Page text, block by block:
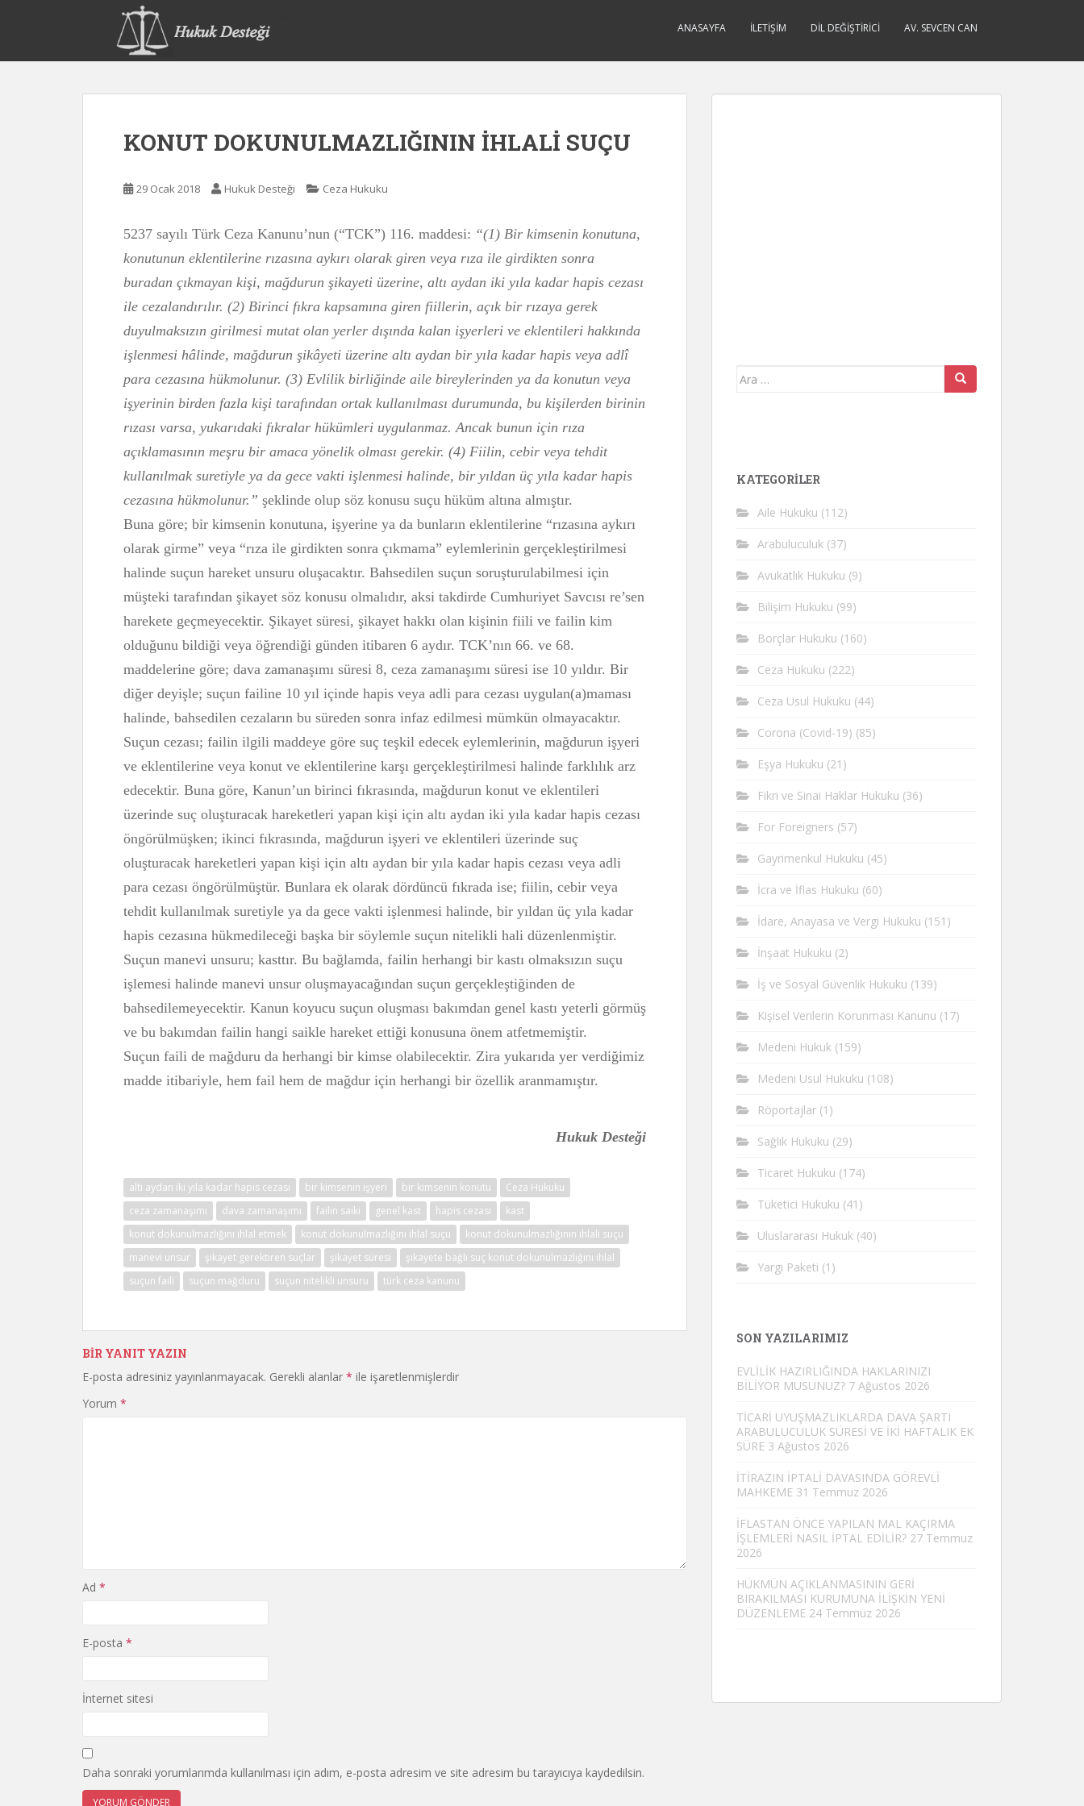
p
ANASAYFA İLETIŞIM DIL DEĞIŞTIRICI AV. SEVCEN CAN
KONUT DOKUNULMAZLIĞININ İHLALİ SUÇU
29 Ocak 2018 Hukuk Desteği Ceza Hukuku
5237 sayılı Türk Ceza Kanunu’nun (“TCK”) 116. maddesi: “(1) Bir kimsenin konutuna,
konutunun eklentilerine rızasına aykırı olarak giren veya rıza ile girdikten sonra
buradan çıkmayan kişi, mağdurun şikayeti üzerine, altı aydan iki yıla kadar hapis cezası
ile cezalandırılır. (2) Birinci fıkra kapsamına giren fiillerin, açık bir rızaya gerek
duyulmaksızın girilmesi mutat olan yerler dışında kalan işyerleri ve eklentileri hakkında
işlenmesi hâlinde, mağdurun şikâyeti üzerine altı aydan bir yıla kadar hapis veya adlî
para cezasına hükmolunur. (3) Evlilik birliğinde aile bireylerinden ya da konutun veya
işyerinin birden fazla kişi tarafından ortak kullanılması durumunda, bu kişilerden birinin
rızası varsa, yukarıdaki fıkralar hükümleri uygulanmaz. Ancak bunun için rıza
açıklamasının meşru bir amaca yönelik olması gerekir. (4) Fiilin, cebir veya tehdit
kullanılmak suretiyle ya da gece vakti işlenmesi halinde, bir yıldan üç yıla kadar hapis
cezasına hükmolunur.” şeklinde olup söz konusu suçu hüküm altına almıştır.
Buna göre; bir kimsenin konutuna, işyerine ya da bunların eklentilerine “rızasına aykırı
olarak girme” veya “rıza ile girdikten sonra çıkmama” eylemlerinin gerçekleştirilmesi
halinde suçun hareket unsuru oluşacaktır. Bahsedilen suçun soruşturulabilmesi için
müşteki tarafından şikayet söz konusu olmalıdır, aksi takdirde Cumhuriyet Savcısı re’sen
harekete geçmeyecektir. Şikayet süresi, şikayet hakkı olan kişinin fiili ve failin kim
olduğunu bildiği veya öğrendiği günden itibaren 6 aydır. TCK’nın 66. ve 68.
maddelerine göre; dava zamanaşımı süresi 8, ceza zamanaşımı süresi ise 10 yıldır. Bir
diğer deyişle; suçun failine 10 yıl içinde hapis veya adli para cezası uygulan(a)maması
halinde, bahsedilen cezaların bu süreden sonra infaz edilmesi mümkün olmayacaktır.
Suçun cezası; failin ilgili maddeye göre suç teşkil edecek eylemlerinin, mağdurun işyeri
ve eklentilerine veya konut ve eklentilerine karşı gerçekleştirilmesi halinde farklılık arz
edecektir. Buna göre, Kanun’un birinci fıkrasında, mağdurun konut ve eklentileri
üzerinde suç oluşturacak hareketleri yapan kişi için altı aydan iki yıla kadar hapis cezası
öngörülmüşken; ikinci fıkrasında, mağdurun işyeri ve eklentileri üzerinde suç
oluşturacak hareketleri yapan kişi için altı aydan bir yıla kadar hapis cezası veya adli
para cezası öngörülmüştür. Bunlara ek olarak dördüncü fıkrada ise; fiilin, cebir veya
tehdit kullanılmak suretiyle ya da gece vakti işlenmesi halinde, bir yıldan üç yıla kadar
hapis cezasına hükmedileceği başka bir söylemle suçun nitelikli hali düzenlenmiştir.
Suçun manevi unsuru; kasttır. Bu bağlamda, failin herhangi bir kastı olmaksızın suçu
işlemesi halinde manevi unsur oluşmayacağından suçun gerçekleştiğinden de
bahsedilemeyecektir. Kanun koyucu suçun oluşması bakımdan genel kastı yeterli görmüş
ve bu bakımdan failin hangi saikle hareket ettiği konusuna önem atfetmemiştir.
Suçun faili de mağduru da herhangi bir kimse olabilecektir. Zira yukarıda yer verdiğimiz
madde itibariyle, hem fail hem de mağdur için herhangi bir özellik aranmamıştır.
Hukuk Desteği
altı aydan iki yıla kadar hapis cezası bir kimsenin işyeri bir kimsenin konutu
Ceza Hukuku
ceza zamanaşımı
dava zamanaşımı failin saiki genel kast hapis cezası
kast
konut dokunulmazlığını ihlal etmek
konut dokunulmazlığını ihlal suçu
konut dokunulmazlığının ihlali suçu
manevi unsur
şikayet gerektiren suçlar şikayet süresi
şikayete bağlı suç konut dokunulmazlığını ihlal
suçun faili
suçun mağduru suçun nitelikli unsuru türk ceza kanunu
BIR YANIT YAZIN
E-posta adresiniz yayınlanmayacak. Gerekli alanlar * ile işaretlenmişlerdir
Yorum *
Ad *
E-posta *
İnternet sitesi
Daha sonraki yorumlarımda kullanılması için adım, e-posta adresim ve site adresim bu tarayıcıya kaydedilsin.
Arama
KATEGORİLER
Aile Hukuku (112)
Arabuluculuk (37)
Avukatlık Hukuku (9)
Bilişim Hukuku (99)
Borçlar Hukuku (160)
Ceza Hukuku (222)
Ceza Usul Hukuku (44)
Corona (Covid-19) (85)
Eşya Hukuku (21)
Fikri ve Sinai Haklar Hukuku (36)
For Foreigners (57)
Gayrimenkul Hukuku (45)
İcra ve İflas Hukuku (60)
İdare, Anayasa ve Vergi Hukuku (151)
İnşaat Hukuku (2)
İş ve Sosyal Güvenlik Hukuku (139)
Kişisel Verilerin Korunması Kanunu (17)
Medeni Hukuk (159)
Medeni Usul Hukuku (108)
Röportajlar (1)
Sağlık Hukuku (29)
Ticaret Hukuku (174)
Tüketici Hukuku (41)
Uluslararası Hukuk (40)
Yargı Paketi (1)
SON YAZILARIMIZ
EVLİLİK HAZIRLIĞINDA HAKLARINIZI
BİLİYOR MUSUNUZ? 7 Ağustos 2026
TİCARİ UYUŞMAZLIKLARDA DAVA ŞARTI
ARABULUCULUK SÜRESİ VE İKİ HAFTALIK EK
SÜRE 3 Ağustos 2026
İTİRAZIN İPTALİ DAVASINDA GÖREVLİ
MAHKEME 31 Temmuz 2026
İFLASTAN ÖNCE YAPILAN MAL KAÇIRMA
İŞLEMLERİ NASIL İPTAL EDİLİR? 27 Temmuz
2026
HÜKMÜN AÇIKLANMASININ GERİ
BIRAKILMASI KURUMUNA İLİŞKİN YENİ
DÜZENLEME 24 Temmuz 2026